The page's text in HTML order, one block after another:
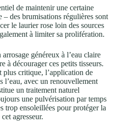
de maintenir une certaine
des brumisations régulières sont
le laurier rose loin des sources
à limiter sa prolifération.
généreux à l’eau claire
à décourager ces petits tisseurs.
critique, l’application de
l’eau, avec un renouvellement
un traitement naturel
une pulvérisation par temps
trop ensoleillées pour protéger la
agresseur.